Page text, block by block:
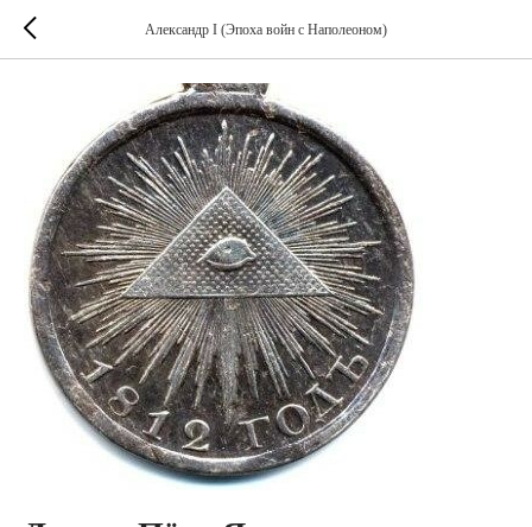
Александр I (Эпоха войн с Наполеоном)